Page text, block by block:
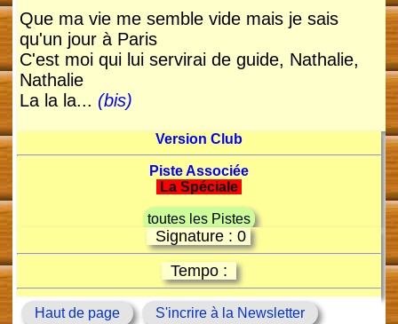
Que ma vie me semble vide mais je sais
qu'un jour à Paris
C'est moi qui lui servirai de guide, Nathalie,
Nathalie
La la la... (bis)
Version Club
Piste Associée
La Spéciale
toutes les Pistes
Signature : 0
Tempo :
Haut de page S'incrire à la Newsletter